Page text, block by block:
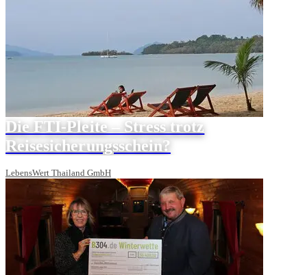
Die FTI-Pleite – Stress trotz
Reisesicherungsschein?
LebensWert Thailand GmbH